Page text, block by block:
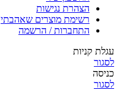
הצהרת נגישות
רשימת מוצרים שאהבתי
התחברות / הרשמה
עגלת קניות
לסגור
כניסה
לסגור